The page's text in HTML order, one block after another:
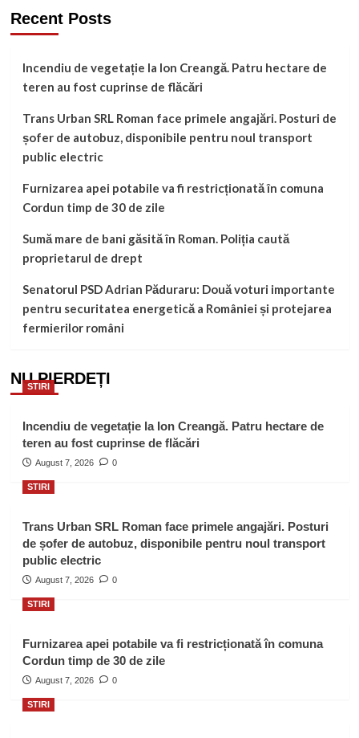
Recent Posts
Incendiu de vegetație la Ion Creangă. Patru hectare de
teren au fost cuprinse de flăcări
Trans Urban SRL Roman face primele angajări. Posturi de
șofer de autobuz, disponibile pentru noul transport
public electric
Furnizarea apei potabile va fi restricționată în comuna
Cordun timp de 30 de zile
Sumă mare de bani găsită în Roman. Poliția caută
proprietarul de drept
Senatorul PSD Adrian Păduraru: Două voturi importante
pentru securitatea energetică a României și protejarea
fermierilor români
NU PIERDEȚI
STIRI
Incendiu de vegetație la Ion Creangă. Patru hectare de
teren au fost cuprinse de flăcări
August 7, 2026 0
STIRI
Trans Urban SRL Roman face primele angajări. Posturi
de șofer de autobuz, disponibile pentru noul transport
public electric
August 7, 2026 0
STIRI
Furnizarea apei potabile va fi restricționată în comuna
Cordun timp de 30 de zile
August 7, 2026 0
STIRI